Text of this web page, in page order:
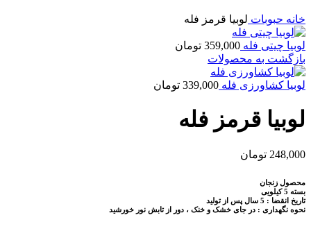
خانه حبوبات لوبيا قرمز فله
لوبیا چيتی فله 359,000 تومان
بازگشت به محصولات
لوبیا كشاورزی فله 339,000 تومان
لوبيا قرمز فله
248,000 تومان
محصول زنجان
بسته 5 کیلویی
تاریخ انقضا : 5 سال پس از تولید
نحوه نگهداری : در جای خشک و خنک ، دور از تابش نور خورشید